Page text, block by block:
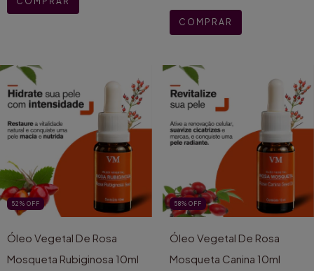
52 % OFF
Óleo Vegetal De Rosa
Mosqueta Rubiginosa 10ml
58% OFF
Óleo Vegetal De Rosa
Mosqueta Canina 10ml